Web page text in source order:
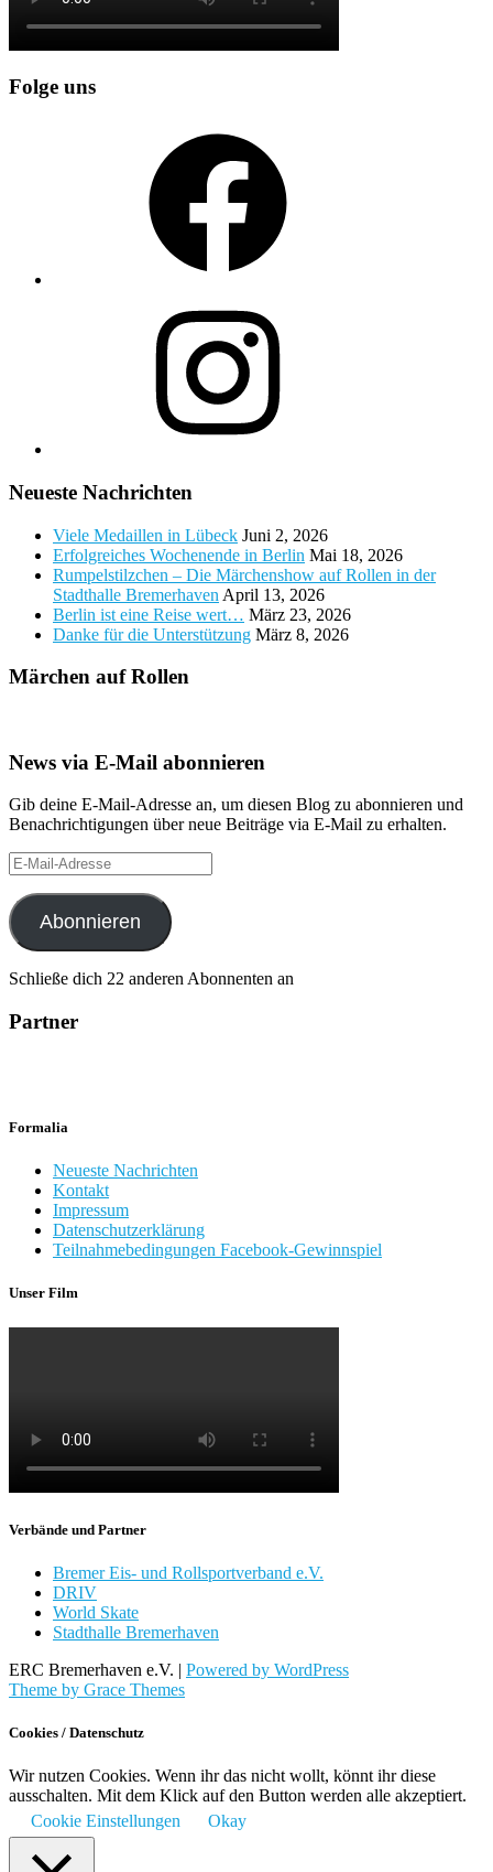
Folge uns
Neueste Nachrichten
Viele Medaillen in Lübeck Juni 2, 2026
Erfolgreiches Wochenende in Berlin Mai 18, 2026
Rumpelstilzchen – Die Märchenshow auf Rollen in der
Stadthalle Bremerhaven April 13, 2026
Berlin ist eine Reise wert… März 23, 2026
Danke für die Unterstützung März 8, 2026
Märchen auf Rollen
News via E-Mail abonnieren
Gib deine E-Mail-Adresse an, um diesen Blog zu abonnieren und
Benachrichtigungen über neue Beiträge via E-Mail zu erhalten.
E-
Mail-
Adresse
Abonnieren
Schließe dich 22 anderen Abonnenten an
Partner
Formalia
Neueste Nachrichten
Kontakt
Impressum
Datenschutzerklärung
Teilnahmebedingungen Facebook-Gewinnspiel
Unser Film
Verbände und Partner
Bremer Eis- und Rollsportverband e.V.
DRIV
World Skate
Stadthalle Bremerhaven
ERC Bremerhaven e.V. | Powered by WordPress
Theme by Grace Themes
Cookies / Datenschutz
Wir nutzen Cookies. Wenn ihr das nicht wollt, könnt ihr diese
ausschalten. Mit dem Klick auf den Button werden alle akzeptiert.
Cookie Einstellungen
Okay